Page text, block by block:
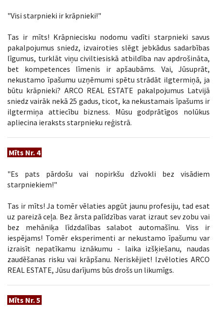
"Visi starpnieki ir krāpnieki!"
Tas ir mīts! Krāpniecisku nodomu vadīti starpnieki savus
pakalpojumus sniedz, izvairoties slēgt jebkādus sadarbības
līgumus, turklāt viņu civiltiesiskā atbildība nav apdrošināta,
bet kompetences līmenis ir apšaubāms. Vai, Jūsuprāt,
nekustamo īpašumu uzņēmumi spētu strādāt ilgtermiņā, ja
būtu krāpnieki? ARCO REAL ESTATE pakalpojumus Latvijā
sniedz vairāk nekā 25 gadus, ticot, ka nekustamais īpašums ir
ilgtermiņa attiecību bizness. Mūsu godprātīgos nolūkus
apliecina ieraksts starpnieku reģistrā.
Mīts Nr. 4
"Es pats pārdošu vai nopirkšu dzīvokli bez visādiem
starpniekiem!"
Tas ir mīts! Ja tomēr vēlaties apgūt jaunu profesiju, tad esat
uz pareizā ceļa. Bez ārsta palīdzības varat izraut sev zobu vai
bez mehāniķa līdzdalības salabot automašīnu. Viss ir
iespējams! Tomēr eksperimenti ar nekustamo īpašumu var
izraisīt nepatīkamu iznākumu - laika izšķiešanu, naudas
zaudēšanas risku vai krāpšanu. Neriskējiet! Izvēloties ARCO
REAL ESTATE, Jūsu darījums būs drošs un likumīgs.
Mīts Nr. 5